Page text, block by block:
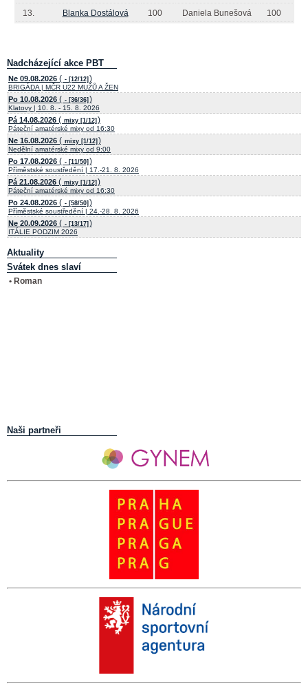
13.
Blanka Dostálová 100 Daniela Bunešová 100
Nadcházející akce PBT
Ne 09.08.2026 ( - [12/12] )
BRIGÁDA | MČR U22 MUŽŮ A ŽEN
Po 10.08.2026 ( - [36/36] )
Klatovy | 10. 8. - 15. 8. 2026
Pá 14.08.2026 ( mixy [1/12] )
Páteční amatérské mixy od 16:30
Ne 16.08.2026 ( mixy [1/12] )
Nedělní amatérské mixy od 9:00
Po 17.08.2026 ( - [11/50] )
Příměstské soustředění | 17.-21. 8. 2026
Pá 21.08.2026 ( mixy [1/12] )
Páteční amatérské mixy od 16:30
Po 24.08.2026 ( - [58/50] )
Příměstské soustředění | 24.-28. 8. 2026
Ne 20.09.2026 ( - [13/17] )
ITÁLIE PODZIM 2026
Aktuality
Svátek dnes slaví
• Roman
Naši partneři